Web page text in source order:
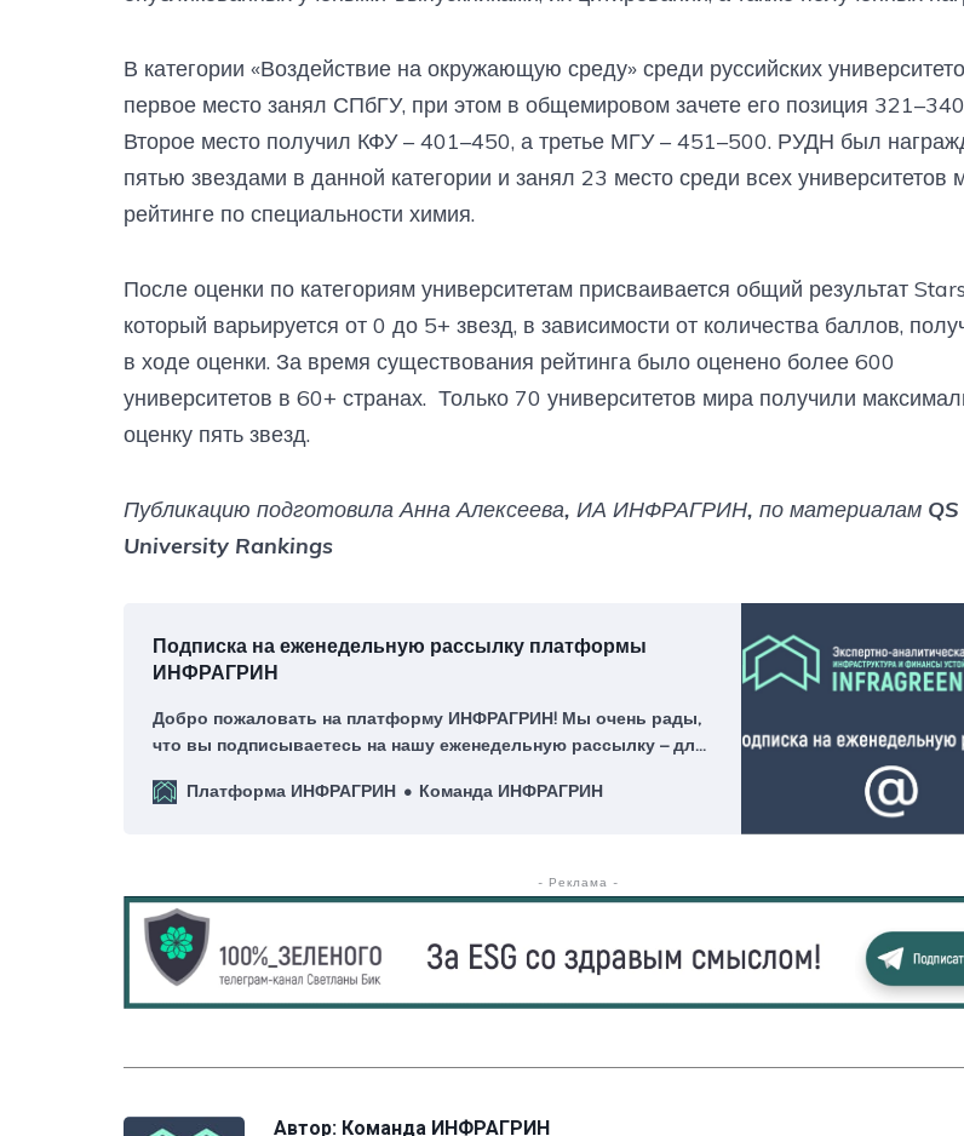
В категории «Воздействие на окружающую среду» среди руссийских
первое место занял СПбГУ, при этом в общемировом зачете его позиция
Второе место получил КФУ – 401–450, а третье МГУ – 451–500. РУДН был
пятью звездами в данной категории и занял 23 место среди всех университетов
рейтинге по специальности химия.
После оценки по категориям университетам присваивается общий результат
который варьируется от 0 до 5+ звезд, в зависимости от количества баллов,
в ходе оценки. За время существования рейтинга было оценено более 600
университетов в 60+ странах. Только 70 университетов мира получили
оценку пять звезд.
Публикацию подготовила Анна Алексеева, ИА ИНФРАГРИН, по материалам
University Rankings
Подписка на еженедельную рассылку платформы
ИНФРАГРИН
Добро пожаловать на платформу ИНФРАГРИН! Мы очень рады,
что вы подписываетесь на нашу еженедельную рассылку – для
Платформа ИНФРАГРИН
Команда ИНФРАГРИН
- Реклама -
Автор: Команда ИНФРАГРИН